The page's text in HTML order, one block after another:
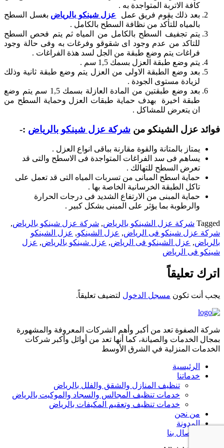
كافة الاتربة المتواجدة به .
بعد ذلك يقوم فريق عمل عزل شينكو بالرياض بغسل السطح
بالمياه للتأكد من نظافة السطح بالكامل .
يتم تجفيف السطح بالكامل من المياه ثم يتم فحص السطح
للتاكد من عدم وجود اى شقوقو وفرغات به وفى حالة وجود
فراغات يتم وضع طبقة من الجل لسد هذة الفراغات .
يتم وضع طبقة العزل بسمك 1,5 سم .
بعد وضع الطبقة الاولى من العزل يتم وضع طبقة ثانية وذلك
لزيادة مستوى الجودة .
بعد وضع طبقتين من المادة العازلة بسمك 1,5 سم يتم وضع
طبقة اخيرة بهدف حماية طبقات العزل وحماية السطح من
ان يتعرض للمشاكل .
فوائد عزل الشينكو من شركة عزل شينكو بالرياض :-
يمتاز بالمتانة والقوة مقارنة بباقى انواع العزل .
يساهم فى سد الفراغات المتواجدة فى الاسطح والتى قد
تعرض السطح للتهالك .
حماية اسطح المبانى من تسربات المياه التى قد تعمل على
تاكل الطبقة الخرسانية الخاصة بها .
حماية المبنى من الارتفاع الشديد فى درجات الحرارة
والرطوبة بما يؤثر على المبنى بشكل كبير .
Tagged شركة عزل الشينكو بالرياض, شركة عزل شينكو بالرياض,
شركة عزل شينكو فى الرياض, عزل الشينكو, عزل الشينكو
بالرياض, عزل الشينكو فى الرياض, عزل شينكو بالرياض, عزل
شينكو فى الرياض
اترك تعليقاً
يجب أنت تكون مسجل الدخول لتضيف تعليقاً.
شركة الصفوة تعد من أكبر وأهم الشركات المعروفة والمشهورة
بمجال الخدمات والصيانة، كما أنها تعد من أوائل وأكبر شركات
الخدمات المنزلية في الشرق الأوسط
الرئيسية
خدماتنا
تنظيف المنازل والشقق والفلل بالرياض
خدمات تنظيف المجالس والسجاد والموكيت بالرياض
خدمات تنظيف وتعقيم المكيفات بالرياض
من نحن
المدونة
الاتصال بنا